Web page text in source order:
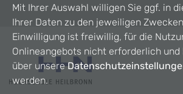
Mit Ihrer Auswahl willigen Sie ggf. in
Ihrer Daten zu den jeweiligen
Einwilligung ist freiwillig, für die
Onlineangebots nicht erforderlich
über unsere
werden.